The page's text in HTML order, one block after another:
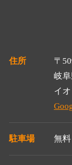
住所
〒
岐
イ
駐車場 無料